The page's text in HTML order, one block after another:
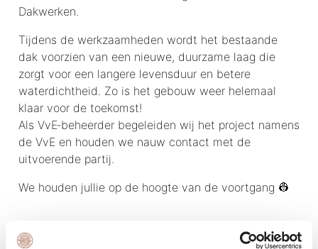
Dakwerken.
Tijdens de werkzaamheden wordt het bestaande
dak voorzien van een nieuwe, duurzame laag die
zorgt voor een langere levensduur en betere
waterdichtheid. Zo is het gebouw weer helemaal
klaar voor de toekomst!
Als VvE‑beheerder begeleiden wij het project namens
de VvE en houden we nauw contact met de
uitvoerende partij.
We houden jullie op de hoogte van de voortgang 👷